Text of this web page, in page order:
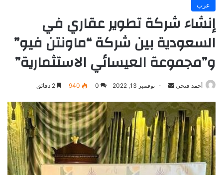
عرب
إنشاء شركة تطوير عقاري في
السعودية بين شركة “ماونتن فيو”
و”مجموعة العيسائي الاستثمارية”
أحمد فتحي
أرسل
إلكترونيا
نوفمبر 13, 2022 0
940